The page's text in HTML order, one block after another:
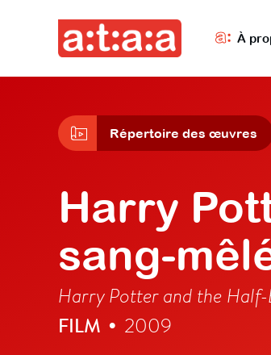
À
Répertoire des œuvres
Harry
sang-
Harry Potter and the
FILM • 2009